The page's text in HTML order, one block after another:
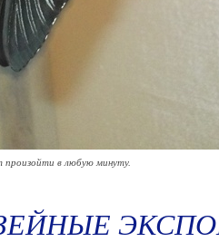
произойти в любую минуту.